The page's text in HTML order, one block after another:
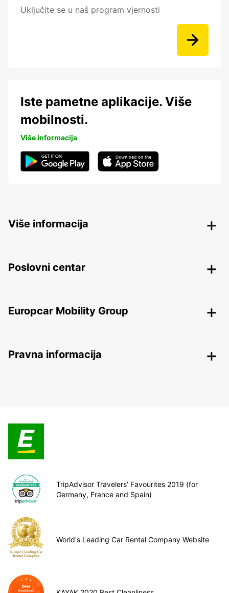
Uključite se u naš program vjernosti
Iste pametne aplikacije. Više
mobilnosti.
Više informacija
Više informacija
Poslovni centar
Europcar Mobility Group
Pravna informacija
TripAdvisor Travelers’ Favourites 2019 (for
Germany, France and Spain)
World's Leading Car Rental Company Website